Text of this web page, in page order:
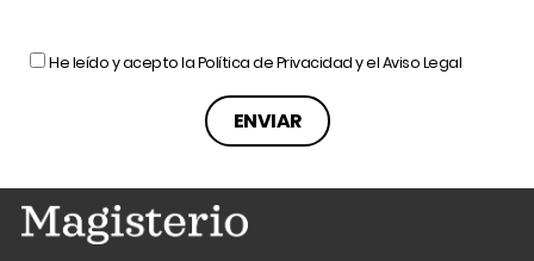
He leído y acepto laPolítica de Privacidady elAviso Legal